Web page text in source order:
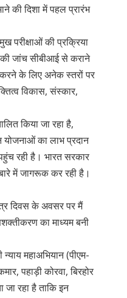
की दिशा में पहल प्रारंभ
परीक्षाओं की प्रक्रिया
जांच सीबीआई से कराने
करने के लिए अनेक स्तरों पर
विकास, संस्कार,
किया जा रहा है,
योजनाओं का लाभ प्रदान
रही है। भारत सरकार
में जागरूक कर रही है।
दिवस के अवसर पर मैं
का माध्यम बनी
महाअभियान (पीएम-
पहाड़ी कोरवा, बिरहोर
जा रहा है ताकि इन